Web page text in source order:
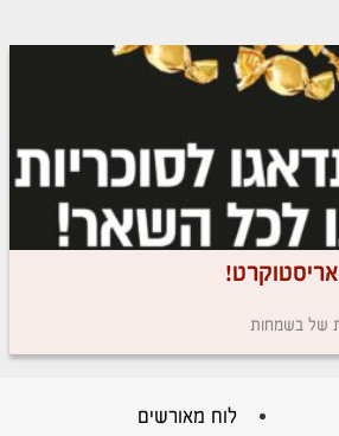
של בשמחות
לוח מאורשים